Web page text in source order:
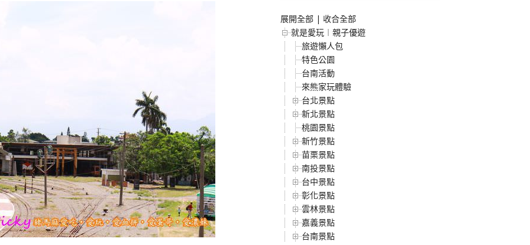
展開全部 | 收合全部
就是愛玩︱親子優遊
旅遊懶人包
特色公園
台南活動
來熊家玩體驗
台北景點
新北景點
桃園景點
新竹景點
苗栗景點
南投景點
台中景點
彰化景點
雲林景點
嘉義景點
台南景點